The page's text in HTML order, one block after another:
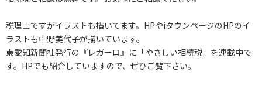
税理士ですがイラストも描いてます。HPやiタウンページのHPのイ
ラストも中野美代子が描いています。
東愛知新聞社発行の『レガーロ』に「やさしい相続税」を連載中で
す。HPでも紹介していますので、ぜひご覧下さい。